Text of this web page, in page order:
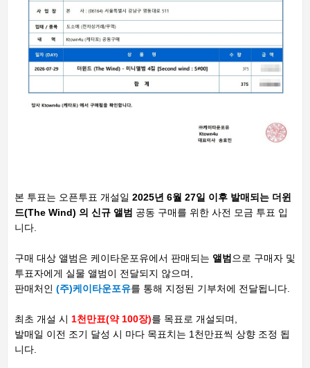
본 투표는 오픈투표 개설일 2025년 6월 27일 이후 발매되는 더윈
드(The Wind) 의 신규 앨범 공동 구매를 위한 사전 모금 투표 입
니다.
구매 대상 앨범은 케이타운포유에서 판매되는 앨범 으로 구매자 및
투표자에게 실물 앨범이 전달되지 않으며,
판매처인 (주)케이타운포유를 통해 지정된 기부처에 전달됩니다.
최초 개설 시 1천만표(약 100장)를 목표로 개설되며,
발매일 이전 조기 달성 시 마다 목표치는 1천만표씩 상향 조정 됩
니다.